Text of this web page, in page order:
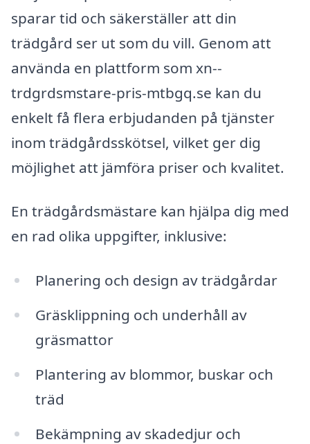
sparar tid och säkerställer att din
trädgård ser ut som du vill. Genom att
använda en plattform som xn--
trdgrdsmstare-pris-mtbgq.se kan du
enkelt få flera erbjudanden på tjänster
inom trädgårdsskötsel, vilket ger dig
möjlighet att jämföra priser och kvalitet.
En trädgårdsmästare kan hjälpa dig med
en rad olika uppgifter, inklusive:
Planering och design av trädgårdar
Gräsklippning och underhåll av
gräsmattor
Plantering av blommor, buskar och
träd
Bekämpning av skadedjur och